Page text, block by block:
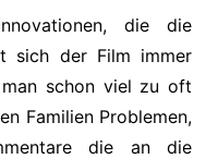
die die
sich der Film immer
schon viel zu oft
Familien Problemen,
die an die